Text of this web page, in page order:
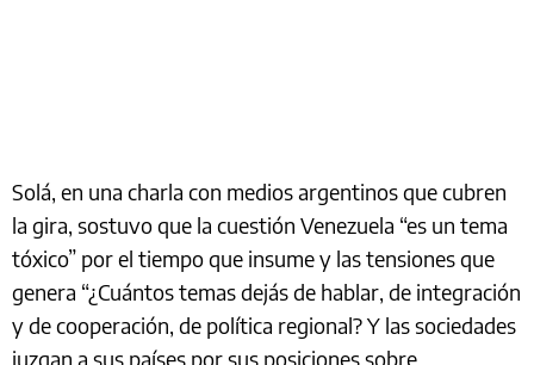
Solá, en una charla con medios argentinos que cubren
la gira, sostuvo que la cuestión Venezuela “es un tema
tóxico” por el tiempo que insume y las tensiones que
genera “¿Cuántos temas dejás de hablar, de integración
y de cooperación, de política regional? Y las sociedades
juzgan a sus países por sus posiciones sobre